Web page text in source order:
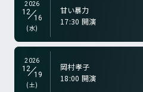
2026
12
16
(水)
甘い暴力
17:30 開演
color="gry">
2026
12
19
(土)
岡村孝子
18:00 開演
color="gry">